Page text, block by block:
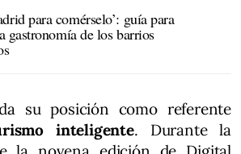
para comérselo’: guía para
gastronomía de los barrios
su posición como referente
inteligente. Durante la